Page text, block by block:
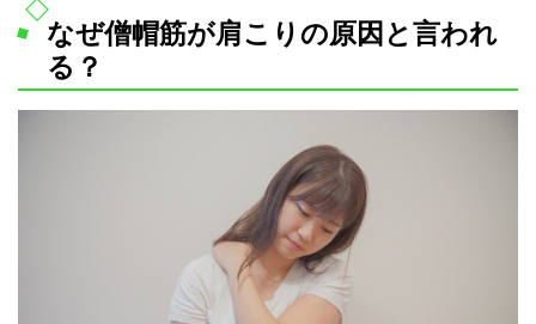
なぜ僧帽筋が肩こりの原因と言われ
る？